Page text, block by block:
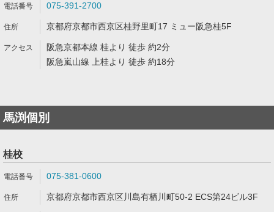
075-391-2700
京都府京都市西京区桂野里町17 ミュー阪急桂5F
阪急京都本線 桂より 徒歩 約2分
阪急嵐山線 上桂より 徒歩 約18分
馬渕個別
桂校
075-381-0600
京都府京都市西京区川島有栖川町50-2 ECS第24ビル3F